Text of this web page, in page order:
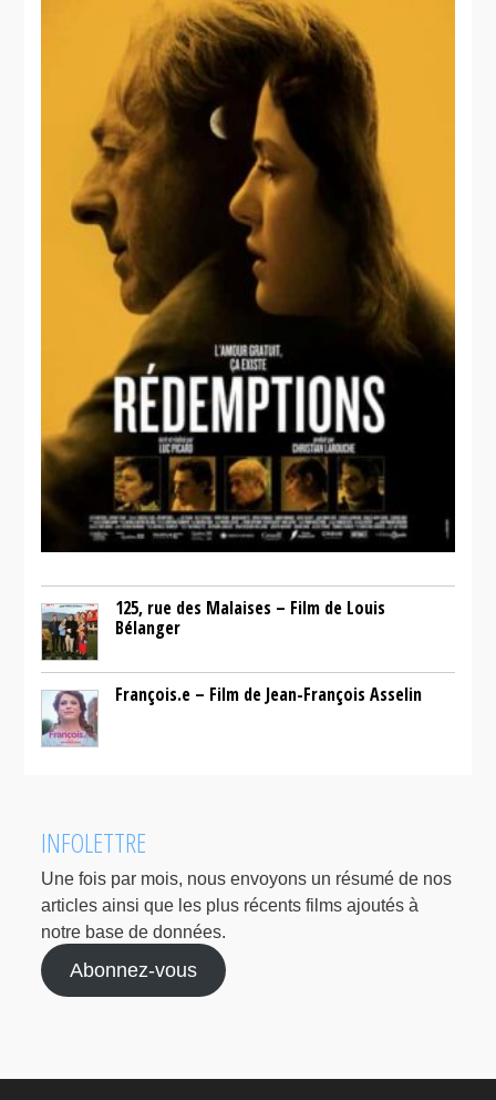
125, rue des Malaises – Film de Louis
Bélanger
François.e – Film de Jean-François Asselin
INFOLETTRE
Une fois par mois, nous envoyons un résumé de nos
articles ainsi que les plus récents films ajoutés à
notre base de données.
Abonnez-vous